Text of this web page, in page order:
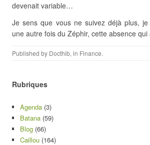
devenait variable…
Je sens que vous ne suivez déjà plus,
une autre fois du Zéphir, cette absence qui
Published by Docthib, in Finance.
Rubriques
Agenda (3)
Batana (59)
Blog (66)
Caillou (164)